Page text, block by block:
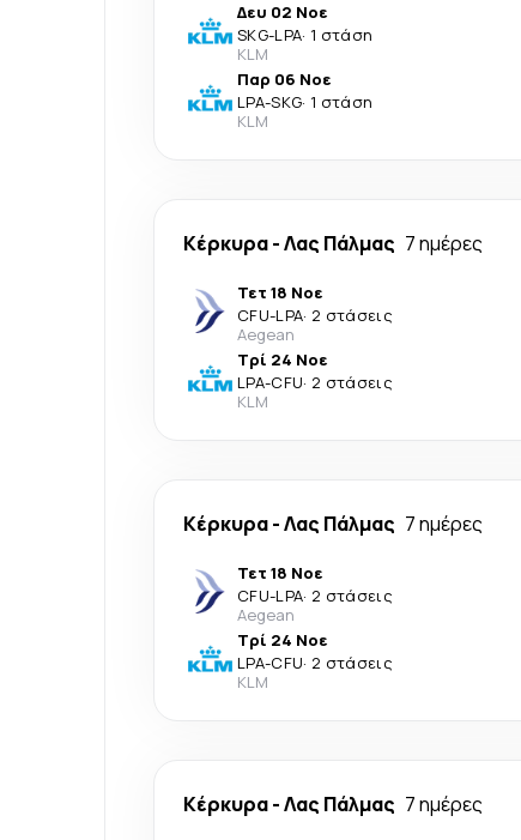
Δευ 02 Νοε
SKG-LPA· 1 στάση
KLM
Παρ 06 Νοε
LPA-SKG· 1 στάση
KLM
Κέρκυρα-Λας Πάλμας 7 ημέρες
Τετ 18 Νοε
CFU-LPA· 2 στάσεις
Aegean
Τρί 24 Νοε
LPA-CFU· 2 στάσεις
KLM
Κέρκυρα-Λας Πάλμας 7 ημέρες
Τετ 18 Νοε
CFU-LPA· 2 στάσεις
Aegean
Τρί 24 Νοε
LPA-CFU· 2 στάσεις
KLM
Κέρκυρα-Λας Πάλμας 7 ημέρες